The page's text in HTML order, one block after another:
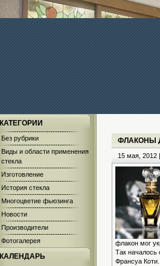
КАТЕГОРИИ
Без рубрики
Виды и области применения
стекла
Изготовление
История стекла
Многоцветие фьюзинга
Новости
Производители
Фотогалерея
КАЛЕНДАРЬ
ФЛАКОНЫ
15 мая, 2012
флакон мог
Так началось
Франсуа